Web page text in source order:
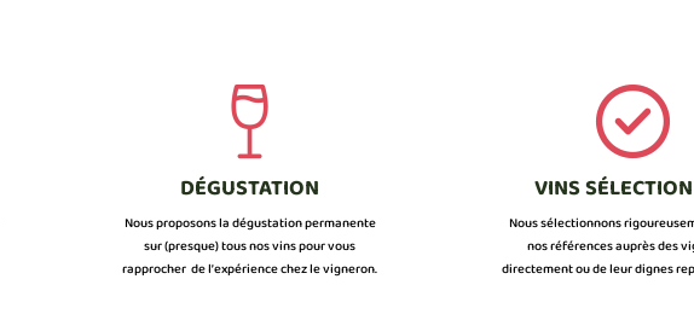
DÉGUSTATION
Nous proposons la dégustation permanente
sur (presque) tous nos vins pour vous
rapprocher de l’expérience chez le vigneron.
VINS
Nous sélectionnons
nos références auprès des
directement ou de leur dignes